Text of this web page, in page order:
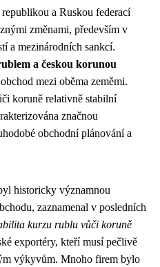
a Ruskou federací
změnami, především v
a mezinárodních sankcí.
a českou korunou
mezi oběma zeměmi.
koruně relativně stabilní
značnou
obchodní plánování a
historicky významnou
zaznamenal v posledních
kurzu rublu vůči koruně
exportéry, kteří musí pečlivě
výkyvům. Mnoho firem bylo